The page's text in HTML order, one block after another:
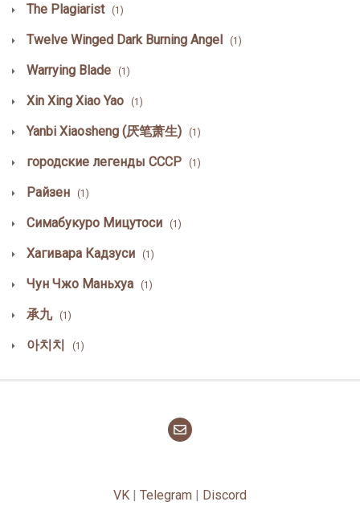
The Plagiarist (1)
Twelve Winged Dark Burning Angel (1)
Warrying Blade (1)
Xin Xing Xiao Yao (1)
Yanbi Xiaosheng (厌笔萧生) (1)
городские легенды СССР (1)
Райзен (1)
Симабукуро Мицутоси (1)
Хагивара Кадзуси (1)
Чун Чжо Маньхуа (1)
承九 (1)
아치치 (1)
VK | Telegram | Discord